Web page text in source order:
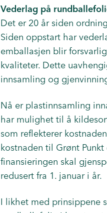
Vederlag på
Det er 20 år siden
Siden oppstart har
emballasjen blir
kvaliteter. Dette
innsamling og
Nå er plastinnsamling
har mulighet til å
som reflekterer
kostnaden til Grønt
finansieringen skal
redusert fra 1. januar i år.
I likhet med prinsippene